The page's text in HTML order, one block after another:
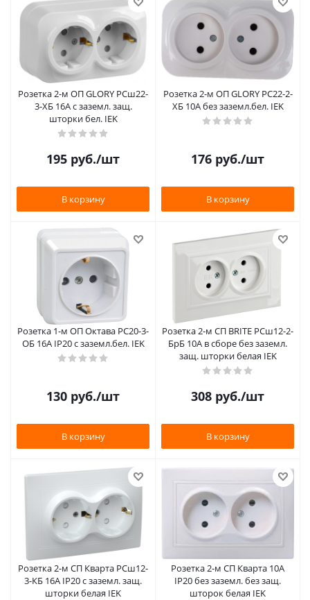
Розетка 2-м ОП GLORY РСш22-
3-ХБ 16А с заземл. защ.
шторки бел. IEK
195 руб./шт
В корзину
Розетка 2-м ОП GLORY РС22-2-
ХБ 10А без заземл.бел. IEK
176 руб./шт
В корзину
Розетка 1-м ОП Октава РС20-3-
ОБ 16А IP20 с заземл.бел. IEK
130 руб./шт
В корзину
Розетка 2-м СП BRITE РСш12-2-
БрБ 10А в сборе без заземл.
защ. шторки белая IEK
308 руб./шт
В корзину
Розетка 2-м СП Кварта РСш12-
3-КБ 16А IP20 с заземл. защ.
шторки белая IEK
Розетка 2-м СП Кварта 10А
IP20 без заземл. без защ.
шторок белая IEK